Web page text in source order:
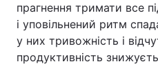
прагнення тримати все
і уповільнений ритм
у них тривожність і
продуктивність